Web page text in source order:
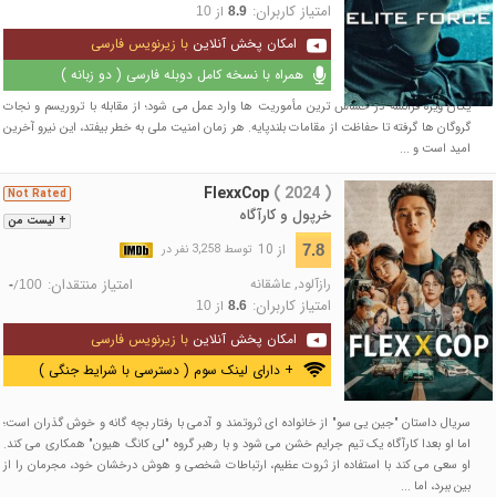
امتیاز کاربران: 8.9از 10
امکان پخش آنلاین با زیرنویس فارسی
همراه با نسخه کامل دوبله فارسی ( دو زبانه )
یگان ویژه فرانسه در حساس ترین مأموریت ها وارد عمل می شود؛ از مقابله با تروریسم و نجات
گروگان ها گرفته تا حفاظت از مقامات بلندپایه. هر زمان امنیت ملی به خطر بیفتد، این نیرو آخرین
امید است و ...
+ لیست من
Not Rated FlexxCop ( 2024 )
خرپول و کارآگاه
7.8 از 10 توسط 3,258 نفر در
رازآلود,عاشقانه امتیاز منتقدان: -/100
امتیاز کاربران: 8.6از 10
امکان پخش آنلاین با زیرنویس فارسی
+ دارای لینک سوم ( دسترسی با شرایط جنگی )
سریال داستان "جین یی سو" از خانواده ای ثروتمند و آدمی با رفتار بچه گانه و خوش گذران است؛
اما او بعدا کارآگاه یک تیم جرایم خشن می شود و با رهبر گروه "لی کانگ هیون" همکاری می کند.
او سعی می کند با استفاده از ثروت عظیم، ارتباطات شخصی و هوش درخشان خود، مجرمان را از
بین ببرد، اما ...